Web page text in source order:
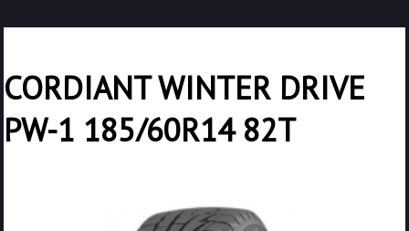
CORDIANT WINTER DRIVE
PW-1 185/60R14 82T